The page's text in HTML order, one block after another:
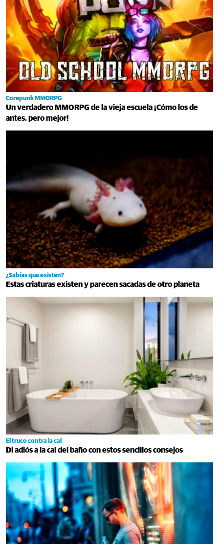
Corepunk MMORPG
Un verdadero MMORPG de la vieja escuela ¡Cómo los de
antes, pero mejor!
¿Sabías que existen?
Estas criaturas existen y parecen sacadas de otro planeta
El truco contra la cal
Di adiós a la cal del baño con estos sencillos consejos